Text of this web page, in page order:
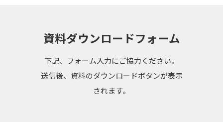
資料ダウンロードフォーム
下記、フォーム入力にご協力ください。
送信後、資料のダウンロードボタンが表示
されます。